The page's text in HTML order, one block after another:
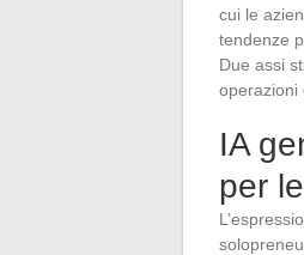
cui le
tendenze
Due assi
operazioni
IA
per